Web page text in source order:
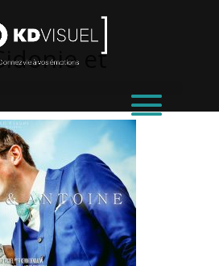
et